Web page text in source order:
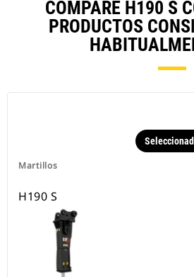
COMPARE H190 S
PRODUCTOS
Martillos
H190 S